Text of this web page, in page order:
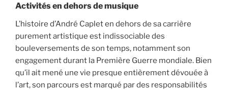
Activités en dehors de musique
L’histoire d’André Caplet en dehors de sa carrière
purement artistique est indissociable des
bouleversements de son temps, notamment son
engagement durant la Première Guerre mondiale. Bien
qu’il ait mené une vie presque entièrement dévouée à
l’art, son parcours est marqué par des responsabilités